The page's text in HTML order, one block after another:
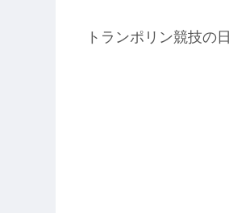
トランポリン競技の